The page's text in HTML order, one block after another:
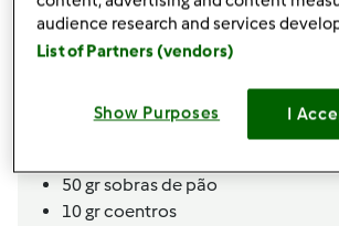
sardinhas50
50 grsobras de pão
sal
50 grsobras de pão
10 grcoentros
audience research and services
List of Partners (vendors)
Show Purposes I